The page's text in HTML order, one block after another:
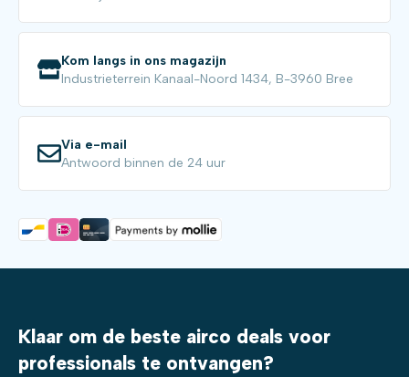
Kom langs in ons magazijn
Industrieterrein Kanaal-Noord 1434, B-3960 Bree
Via e-mail
Antwoord binnen de 24 uur
Klaar om de beste airco deals voor
professionals te ontvangen?